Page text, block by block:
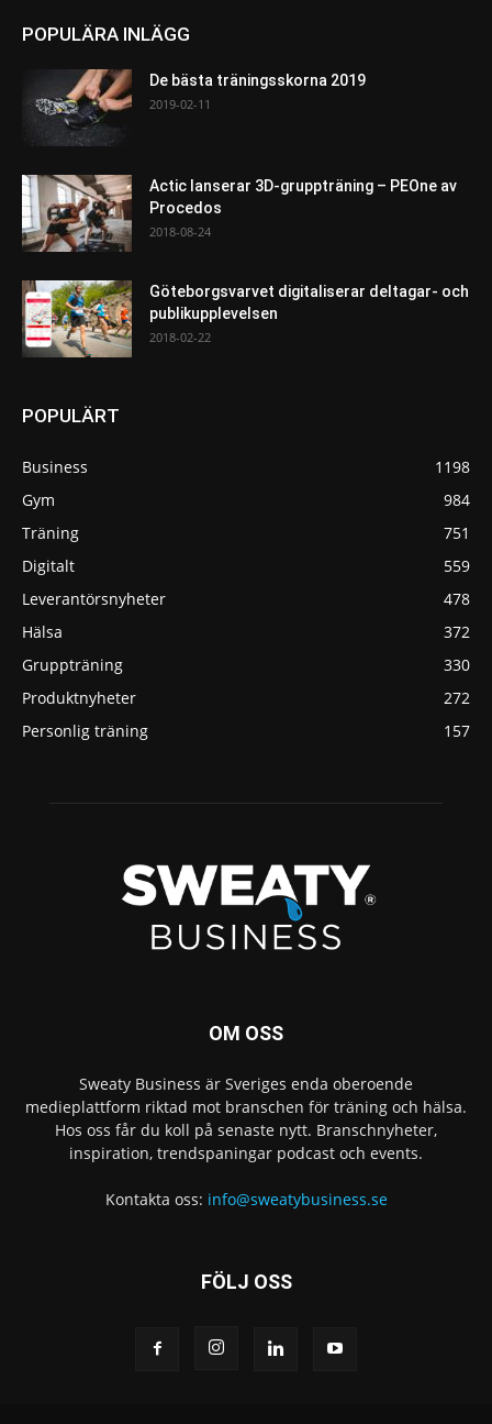
POPULÄRA INLÄGG
De bästa träningsskorna 2019
2019-02-11
Actic lanserar 3D-gruppträning – PEOne av
Procedos
2018-08-24
Göteborgsvarvet digitaliserar deltagar- och
publikupplevelsen
2018-02-22
POPULÄRT
Business
1198
Gym
984
Träning
751
Digitalt
559
Leverantörsnyheter
478
Hälsa
372
Gruppträning
330
Produktnyheter
272
Personlig träning
157
OM OSS
Sweaty Business är Sveriges enda oberoende
medieplattform riktad mot branschen för träning och hälsa.
Hos oss får du koll på senaste nytt. Branschnyheter,
inspiration, trendspaningar podcast och events.
Kontakta oss: info@sweatybusiness.se
FÖLJ OSS